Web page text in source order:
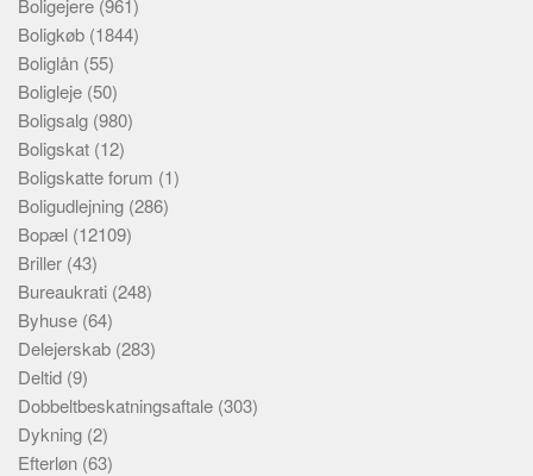
Boligejere (961)
Boligkøb (1844)
Boliglån (55)
Boligleje (50)
Boligsalg (980)
Boligskat (12)
Boligskatte forum (1)
Boligudlejning (286)
Bopæl (12109)
Briller (43)
Bureaukrati (248)
Byhuse (64)
Delejerskab (283)
Deltid (9)
Dobbeltbeskatningsaftale (303)
Dykning (2)
Efterløn (63)